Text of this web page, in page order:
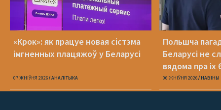
«Крок»: як працуе новая сістэма
імгненных плацяжоў у Беларусі
07 ЖНІЎНЯ 2026 АНАЛІТЫКА
Польшча
Беларусі не
вядома пра іх
06 ЖНІЎНЯ 2026 НАВІНЫ